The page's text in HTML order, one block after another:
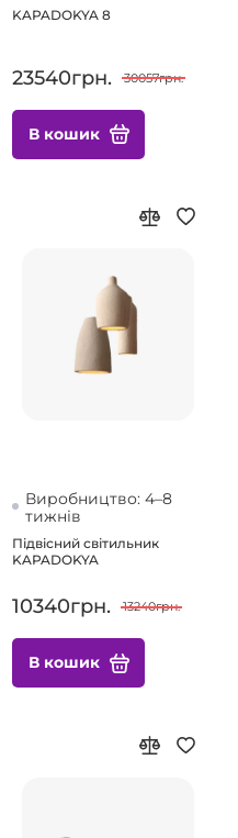
KAPADOKYA 8
23540грн. 30057грн.
В кошик
Виробництво: 4–8
тижнів
Підвісний світильник
KAPADOKYA
10340грн. 13240грн.
В кошик